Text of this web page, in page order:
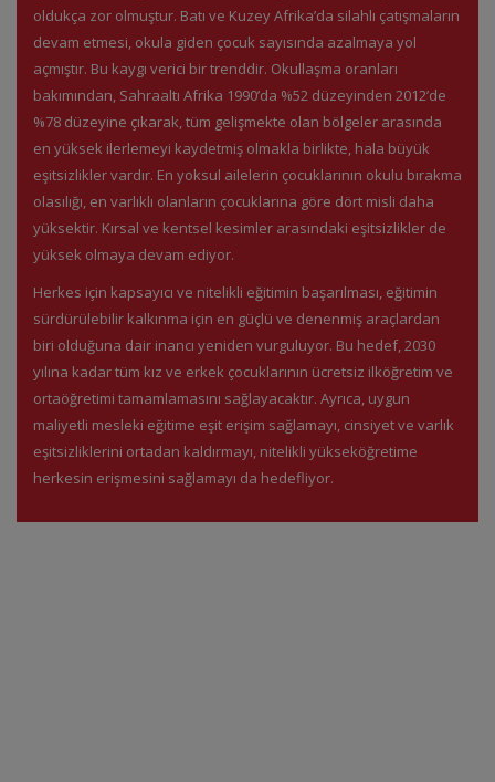
oldukça zor olmuştur. Batı ve Kuzey Afrika’da silahlı çatışmaların
devam etmesi, okula giden çocuk sayısında azalmaya yol
açmıştır. Bu kaygı verici bir trenddir. Okullaşma oranları
bakımından, Sahraaltı Afrika 1990’da %52 düzeyinden 2012’de
%78 düzeyine çıkarak, tüm gelişmekte olan bölgeler arasında
en yüksek ilerlemeyi kaydetmiş olmakla birlikte, hala büyük
eşitsizlikler vardır. En yoksul ailelerin çocuklarının okulu bırakma
olasılığı, en varlıklı olanların çocuklarına göre dört misli daha
yüksektir. Kırsal ve kentsel kesimler arasındaki eşitsizlikler de
yüksek olmaya devam ediyor.
Herkes için kapsayıcı ve nitelikli eğitimin başarılması, eğitimin
sürdürülebilir kalkınma için en güçlü ve denenmiş araçlardan
biri olduğuna dair inancı yeniden vurguluyor. Bu hedef, 2030
yılına kadar tüm kız ve erkek çocuklarının ücretsiz ilköğretim ve
ortaöğretimi tamamlamasını sağlayacaktır. Ayrıca, uygun
maliyetli mesleki eğitime eşit erişim sağlamayı, cinsiyet ve varlık
eşitsizliklerini ortadan kaldırmayı, nitelikli yükseköğretime
herkesin erişmesini sağlamayı da hedefliyor.